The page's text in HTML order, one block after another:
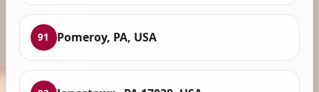
91 Pomeroy, PA, USA